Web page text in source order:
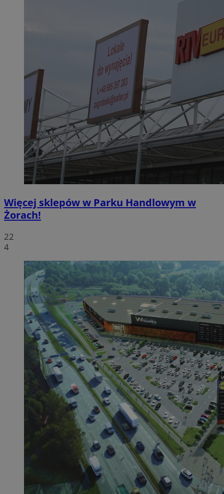
Więcej sklepów w Parku Handlowym w
Żorach!
22
4